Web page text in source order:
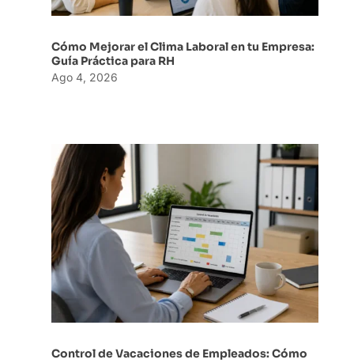
Cómo Mejorar el Clima Laboral en tu Empresa:
Guía Práctica para RH
Ago 4, 2026
Control de Vacaciones de Empleados: Cómo